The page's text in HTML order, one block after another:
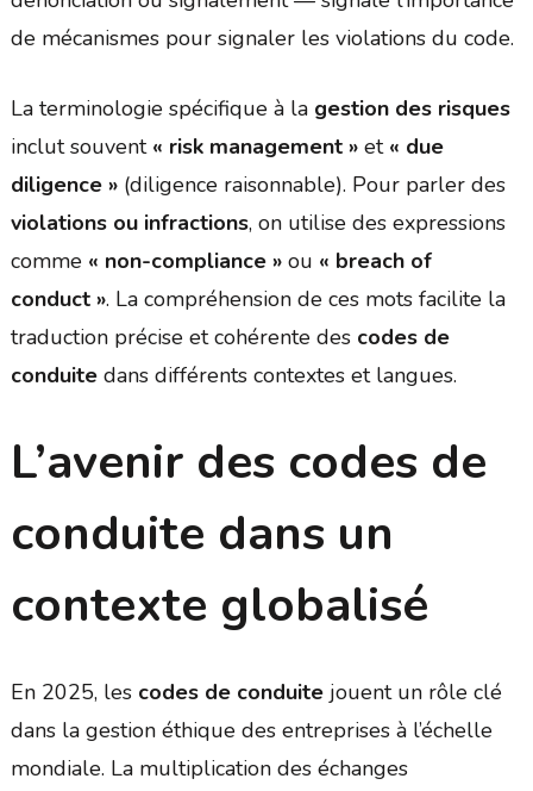
de mécanismes pour signaler les violations du code.
La terminologie spécifique à la gestion des risques
inclut souvent « risk management »et « due
diligence »(diligence raisonnable). Pour parler des
violations ou infractions, on utilise des expressions
comme « non-compliance »ou « breach of
conduct ». La compréhension de ces mots facilite la
traduction précise et cohérente des codes de
conduitedans différents contextes et langues.
L’avenir des codes de
conduite dans un
contexte globalisé
En 2025, les codes de conduitejouent un rôle clé
dans la gestion éthique des entreprises à l’échelle
mondiale. La multiplication des échanges